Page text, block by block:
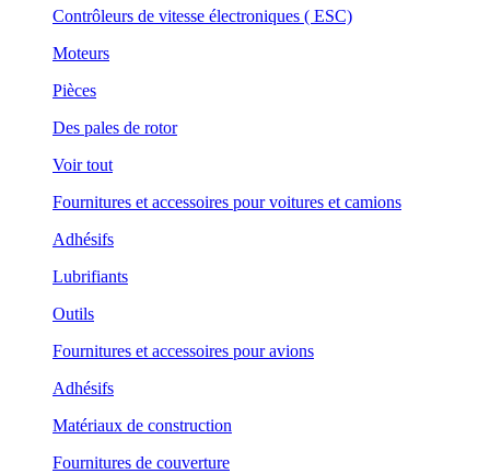
Contrôleurs de vitesse électroniques ( ESC)
Moteurs
Pièces
Des pales de rotor
Voir tout
Fournitures et accessoires pour voitures et camions
Adhésifs
Lubrifiants
Outils
Fournitures et accessoires pour avions
Adhésifs
Matériaux de construction
Fournitures de couverture